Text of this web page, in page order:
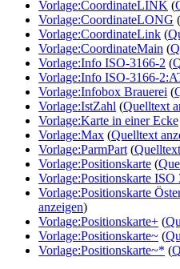
Vorlage:CoordinateLINK (
Vorlage:CoordinateLONG (
Vorlage:CoordinateLink (
Vorlage:CoordinateMain (
Vorlage:Info ISO-3166-2 (
Vorlage:Info ISO-3166-
Vorlage:Infobox Brauerei (
Vorlage:IstZahl (Quelltext
Vorlage:Karte in einer Ecke
Vorlage:Max (Quelltext
Vorlage:ParmPart (
Vorlage:Positionskarte (
Vorlage:Positionskarte ISO
Vorlage:Positionskarte
anzeigen)
Vorlage:Positionskarte+ (
Vorlage:Positionskarte~ (
Vorlage:Positionskarte~* (